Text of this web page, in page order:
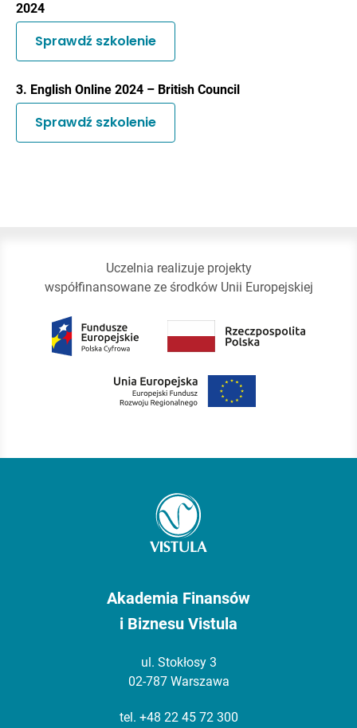
2024
Sprawdź szkolenie
3. English Online 2024 – British Council
Sprawdź szkolenie
Uczelnia realizuje projekty
współfinansowane ze środków Unii Europejskiej
Akademia Finansów
i Biznesu Vistula
ul. Stokłosy 3
02-787 Warszawa
tel. +48 22 45 72 300